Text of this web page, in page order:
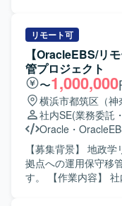
小規模なチームでの
新規タイトルを含め
メントへのミッション変更
像】 インディーゲー
味や知見をお持ちで
業務を推進いただけ
づくりを楽しみ、少
い業務に携わること
迎いたします。 【ポジションの魅力】 オリジナルIPや有力
IPによる大規模ゲー
で、多様なプロジェ
リモート可
【OracleEBS/リ
管プロジェクト
〜1,000,000
横浜市都筑区（神
社内SE(業務委託
Oracle ・
【募集背景】 地政
拠点への運用保守移
す。 【作業内容】 社内における経理領域アプリケーション